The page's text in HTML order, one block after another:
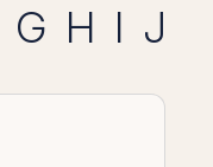
G H I J